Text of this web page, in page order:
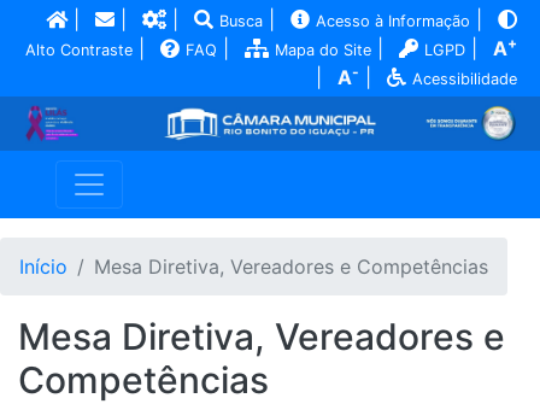
| Busca Acesso à Informação
Alto Contraste FAQ Mapa do Site LGPD A+
A- Acessibilidade
Início Mesa Diretiva, Vereadores e Competências
Mesa Diretiva, Vereadores e
Competências